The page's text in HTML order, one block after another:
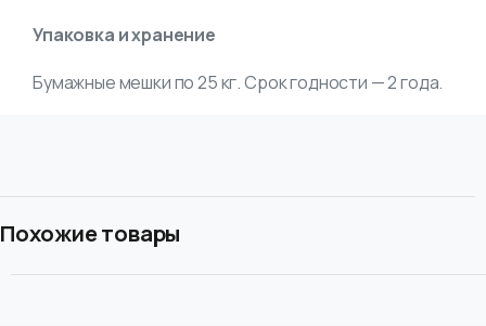
Упаковка и хранение
Бумажные мешки по 25 кг. Срок годности — 2 года.
Похожие товары